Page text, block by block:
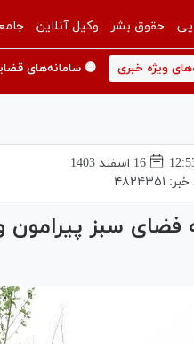
حقوق بشر وکیل آنلاین
ویژه خبری 🟡 سامانه‌های
16 اسفند 1403
۴۸۲۴۳۵۱
فضای سبز